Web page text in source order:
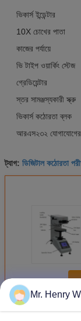
ভিকার্স ইন্ডেন্টার
10X চোখের পাতা
কাজের পর্যায়ে
ভি টাইপ ওয়ার্কিং স্টেজ
গ্রেডিয়েন্টার
স্তর সামঞ্জস্যকারী স্ক্রু
ভিকার্স কঠোরতা ব্লক
আরএস২৩২
ট্যাগ: ডিজিটাল কঠোরতা
অধিকপরিমাপকারী যন্ত্র
Mr. Henry